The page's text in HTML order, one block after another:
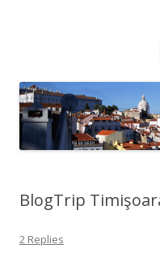
BlogTrip
2 Replies